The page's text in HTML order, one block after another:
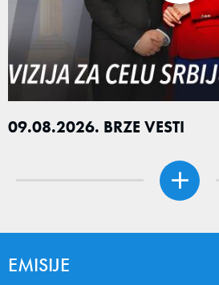
09.08.2026. BRZE VESTI
EMISIJE